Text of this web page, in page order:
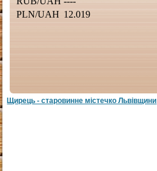
Щирець - старовинне мiстечко Львiвщини